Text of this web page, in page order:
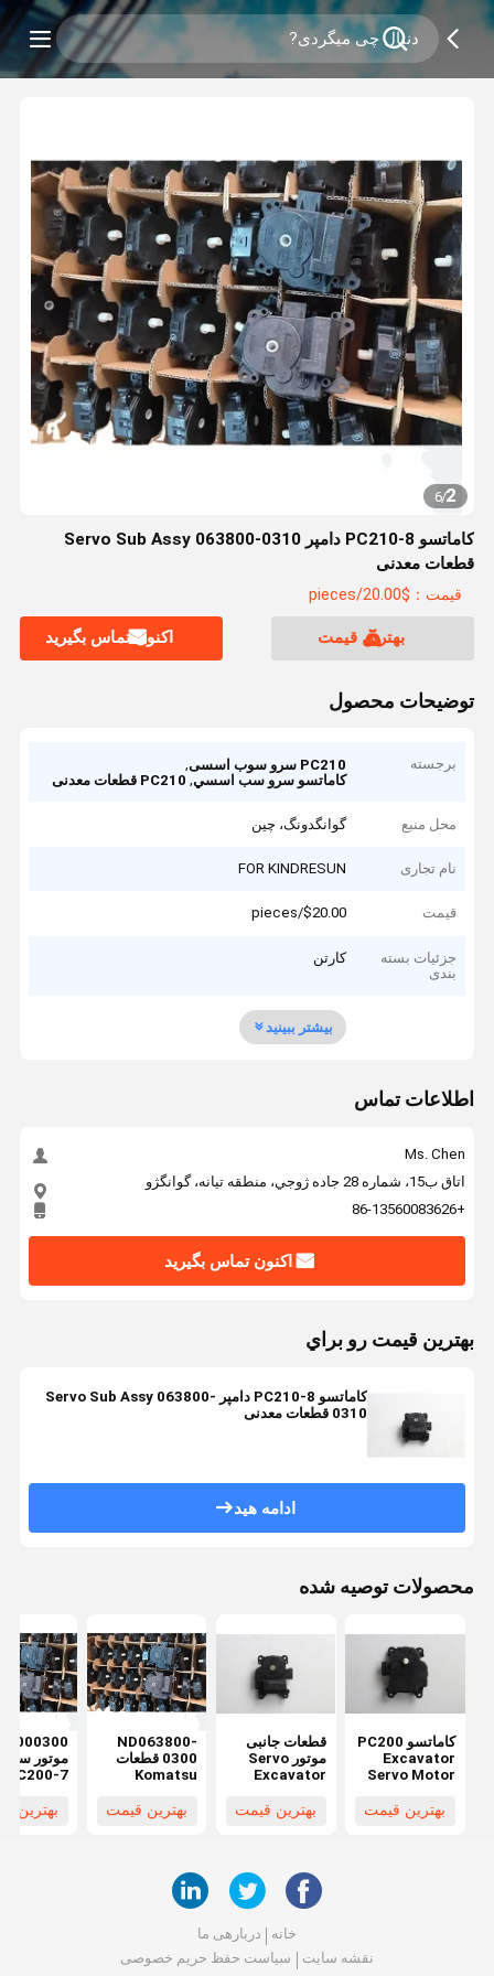
2
/
6
کاماتسو PC210-8 دامپر Servo Sub Assy 063800-0310
قطعات معدنی
قیمت：$20.00/pieces
بهترین قیمت اکنون تماس بگیرید
توضیحات محصول
برجسته PC210 سرو سوب اسسی
,
کاماتسو سرو سب اسسي, PC210 قطعات معدنی
محل منبع گوانگدونگ، چین
نام تجاری FOR KINDRESUN
قیمت $20.00/pieces
جزئیات بسته
بندی
کارتن
بیشتر ببینید
اطلاعات تماس
Ms. Chen
اتاق ب15، شماره 28 جاده ژوجي، منطقه تيانه، گوانگژو
+86-13560083626
اکنون تماس بگیرید
بهترين قيمت رو براي
کاماتسو PC210-8 دامپر Servo Sub Assy 063800-
0310 قطعات معدنی
ادامه هید
محصولات توصیه شده
کاماتسو PC200
Excavator
Servo Motor
ND063600-
4580 063800-
بهترین قیمت
قطعات جانبی
موتور Servo
Excavator
5G SY215-8
LG922D
بهترین قیمت
ND063800-
0300 قطعات
Komatsu
موتور سرو برای
PC200-8MO
بهترین قیمت
موتور سرو
PC200-7
Komatsu
بهترین
خانه
دربارهی ما
نقشه سایت
سیاست حفظ حریم خصوصی